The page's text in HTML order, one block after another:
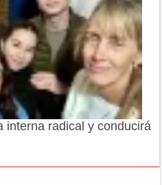
interna radical y conducirá